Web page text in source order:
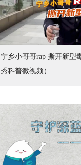
宁乡小哥哥rap 撕开新型毒品伪装（2022年全国优
秀科普微视频）